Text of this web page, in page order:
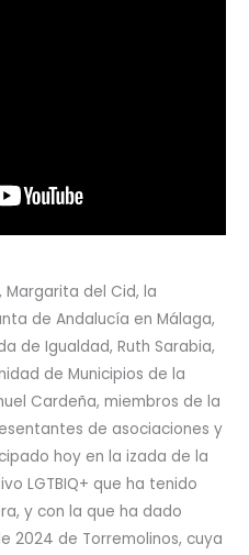
Margarita del Cid, la
de Andalucía en Málaga,
de Igualdad, Ruth Sarabia,
de Municipios de la
Cardeña, miembros de la
de asociaciones y
hoy en la izada de la
LGTBIQ+ que ha tenido
y con la que ha dado
2024 de Torremolinos, cuya